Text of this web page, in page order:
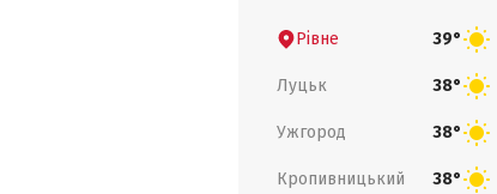
Рівне 39°
Луцьк 38°
Ужгород 38°
Кропивницький 38°